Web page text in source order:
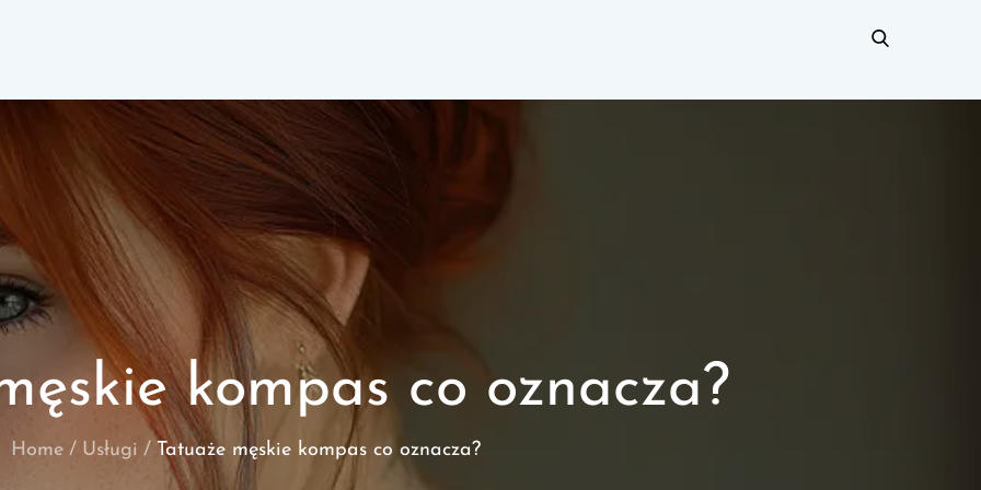
kompas co oznacza?
Home Usługi Tatuaże męskie kompas co oznacza?